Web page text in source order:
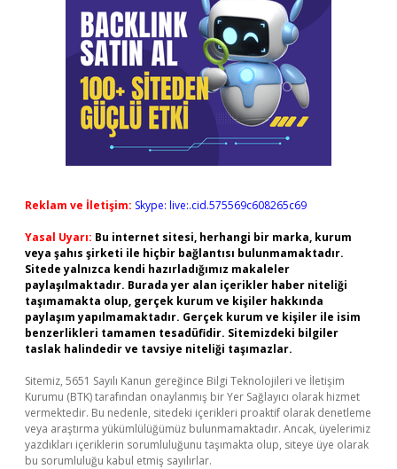
Reklam ve İletişim: Skype: live:.cid.575569c608265c69
Yasal Uyarı: Bu internet sitesi, herhangi bir marka, kurum
veya şahıs şirketi ile hiçbir bağlantısı bulunmamaktadır.
Sitede yalnızca kendi hazırladığımız makaleler
paylaşılmaktadır. Burada yer alan içerikler haber niteliği
taşımamakta olup, gerçek kurum ve kişiler hakkında
paylaşım yapılmamaktadır. Gerçek kurum ve kişiler ile isim
benzerlikleri tamamen tesadüfidir. Sitemizdeki bilgiler
taslak halindedir ve tavsiye niteliği taşımazlar.
Sitemiz, 5651 Sayılı Kanun gereğince Bilgi Teknolojileri ve İletişim
Kurumu (BTK) tarafından onaylanmış bir Yer Sağlayıcı olarak hizmet
vermektedir. Bu nedenle, sitedeki içerikleri proaktif olarak denetleme
veya araştırma yükümlülüğümüz bulunmamaktadır. Ancak, üyelerimiz
yazdıkları içeriklerin sorumluluğunu taşımakta olup, siteye üye olarak
bu sorumluluğu kabul etmiş sayılırlar.